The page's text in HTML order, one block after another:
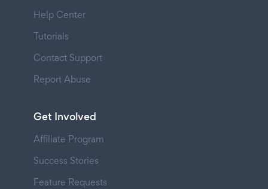
Help Center
Tutorials
Contact Support
Report Abuse
Get Involved
Affiliate Program
Success Stories
Feature Requests